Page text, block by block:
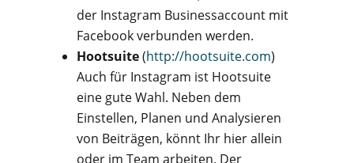
der Instagram Businessaccount mit
Facebook verbunden werden.
Hootsuite(http://hootsuite.com)
Auch für Instagram ist Hootsuite
eine gute Wahl. Neben dem
Einstellen, Planen und Analysieren
von Beiträgen, könnt Ihr hier allein
oder im Team arbeiten. Der